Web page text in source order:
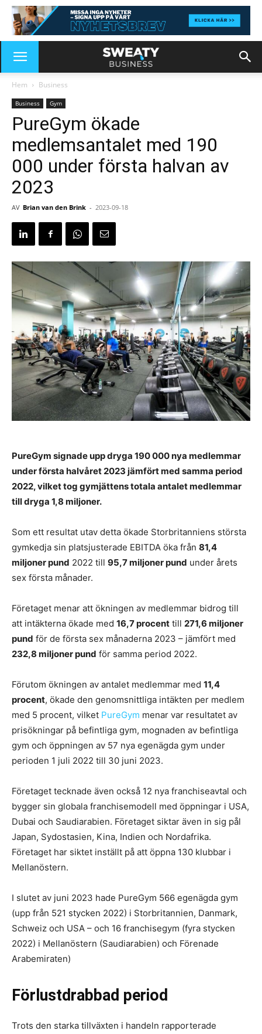
Hem Business
Business Gym
PureGym ökade
medlemsantalet med 190
000 under första halvan av
2023
AV Brian van den Brink - 2023-09-18
PureGym signade upp dryga 190 000 nya medlemmar
under första halvåret 2023 jämfört med samma period
2022, vilket tog gymjättens totala antalet medlemmar
till dryga 1,8 miljoner.
Som ett resultat utav detta ökade Storbritanniens största
gymkedja sin platsjusterade EBITDA öka från 81,4
miljoner pund 2022 till 95,7 miljoner pund under årets
sex första månader.
Företaget menar att ökningen av medlemmar bidrog till
att intäkterna ökade med 16,7 procent till 271,6 miljoner
pund för de första sex månaderna 2023 – jämfört med
232,8 miljoner pund för samma period 2022.
Förutom ökningen av antalet medlemmar med 11,4
procent, ökade den genomsnittliga intäkten per medlem
med 5 procent, vilket PureGym menar var resultatet av
prisökningar på befintliga gym, mognaden av befintliga
gym och öppningen av 57 nya egenägda gym under
perioden 1 juli 2022 till 30 juni 2023.
Företaget tecknade även också 12 nya franchiseavtal och
bygger sin globala franchisemodell med öppningar i USA,
Dubai och Saudiarabien. Företaget siktar även in sig pål
Japan, Sydostasien, Kina, Indien och Nordafrika.
Företaget har siktet inställt på att öppna 130 klubbar i
Mellanöstern.
I slutet av juni 2023 hade PureGym 566 egenägda gym
(upp från 521 stycken 2022) i Storbritannien, Danmark,
Schweiz och USA – och 16 franchisegym (fyra stycken
2022) i Mellanöstern (Saudiarabien) och Förenade
Arabemiraten)
Förlustdrabbad period
Trots den starka tillväxten i handeln rapporterade